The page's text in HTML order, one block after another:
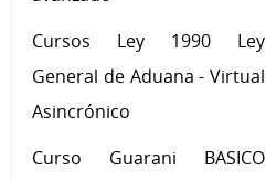
Cursos Ley 1990 Ley
General de Aduana - Virtual
Asincrónico
Curso Guarani BASICO